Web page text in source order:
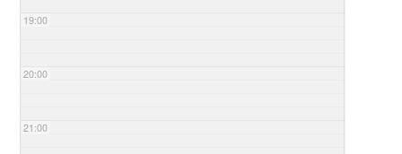
19:00
20:00
21:00